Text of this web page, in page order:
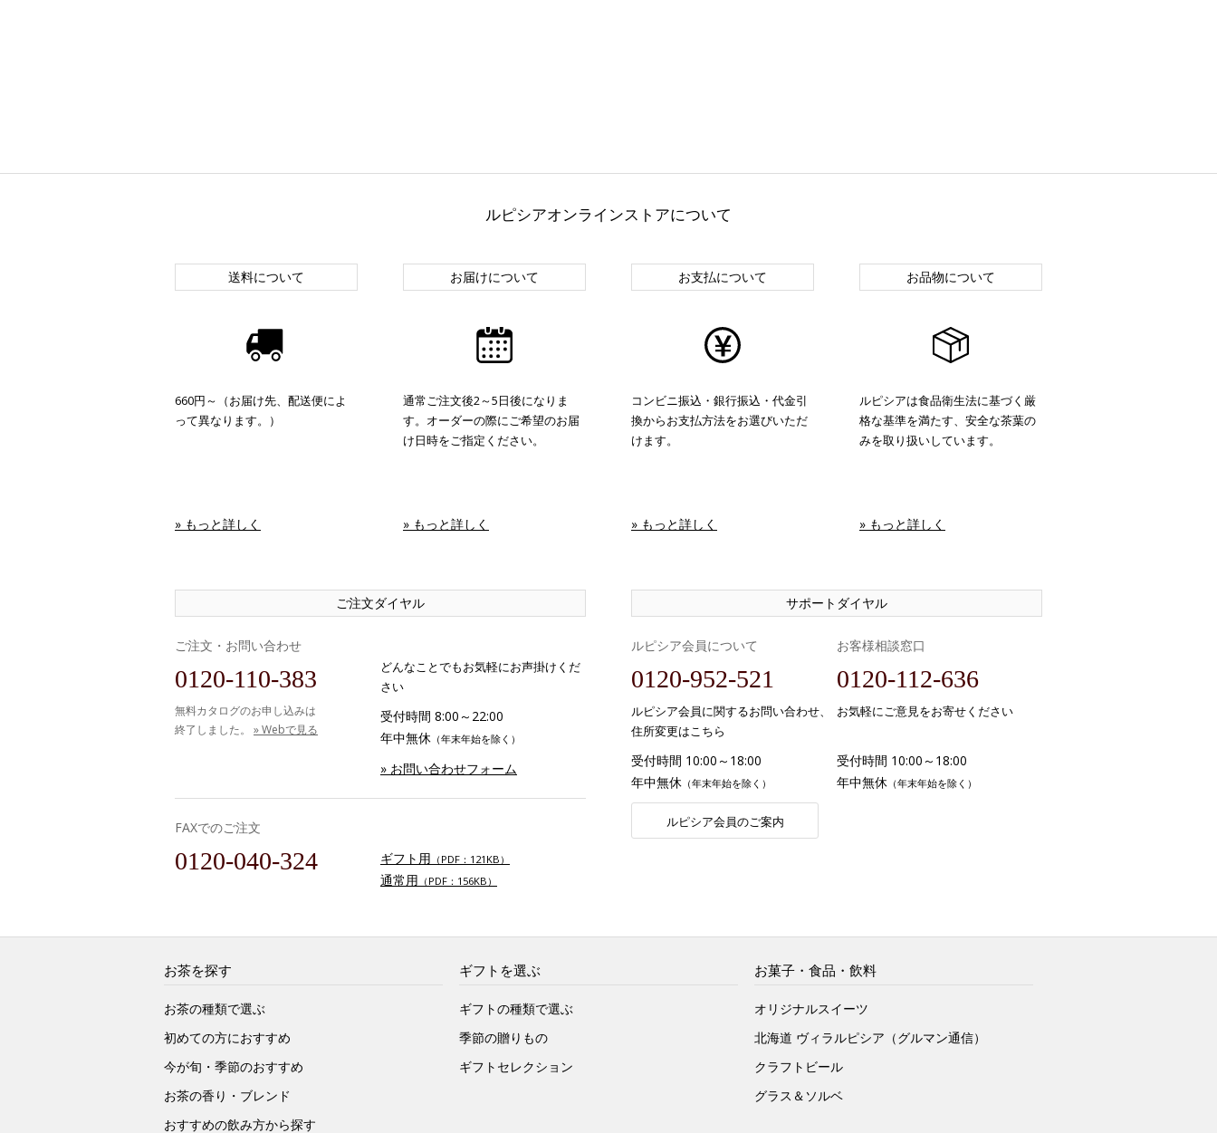
ルピシアオンラインストアについて
送料について
660円～（お届け先、配送便によ
って異なります。）
» もっと詳しく
お届けについて
通常ご注文後2～5日後になりま
す。オーダーの際にご希望のお届
け日時をご指定ください。
» もっと詳しく
お支払について
コンビニ振込・銀行振込・代金引
換からお支払方法をお選びいただ
けます。
» もっと詳しく
お品物について
ルピシアは食品衛生法に基づく厳
格な基準を満たす、安全な茶葉の
みを取り扱いしています。
» もっと詳しく
ご注文ダイヤル
ご注文・お問い合わせ
0120-110-383
無料カタログのお申し込みは
終了しました。 » Webで見る
どんなことでもお気軽にお声掛けくだ
さい
受付時間 8:00～22:00
年中無休 （年末年始を除く）
» お問い合わせフォーム
FAXでのご注文
0120-040-324 ギフト用 （PDF：121KB）
通常用 （PDF：156KB）
サポートダイヤル
ルピシア会員について
0120-952-521
ルピシア会員に関するお問い合わせ、
住所変更はこちら
受付時間 10:00～18:00
年中無休 （年末年始を除く）
ルピシア会員のご案内
お客様相談窓口
0120-112-636
お気軽にご意見をお寄せください
受付時間 10:00～18:00
年中無休 （年末年始を除く）
お茶を探す
お茶の種類で選ぶ
初めての方におすすめ
今が旬・季節のおすすめ
お茶の香り・ブレンド
おすすめの飲み方から探す
ギフトを選ぶ
ギフトの種類で選ぶ
季節の贈りもの
ギフトセレクション
お菓子・食品・飲料
オリジナルスイーツ
北海道 ヴィラルピシア（グルマン通信）
クラフトビール
グラス＆ソルベ